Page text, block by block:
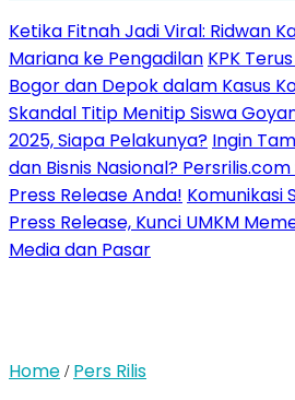
Ketika Fitnah Jadi Viral: Ridwan
Mariana ke Pengadilan KPK
Bogor dan Depok dalam Kasus
Skandal Titip Menitip Siswa
2025, Siapa Pelakunya? Ingin
dan Bisnis Nasional?
Press Release Anda! Komunikasi
Press Release, Kunci UMKM
Media dan Pasar
Home / Pers Rilis